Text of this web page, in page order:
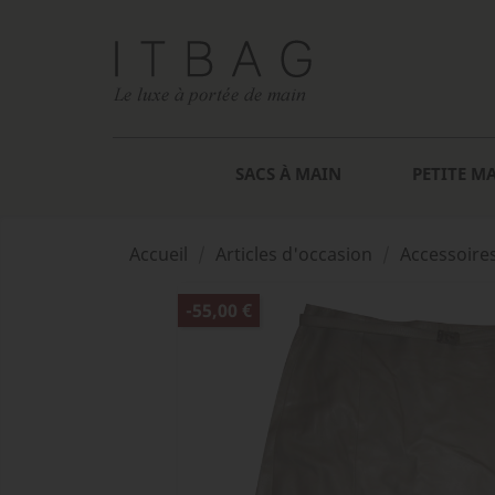
SACS À MAIN PETITE
Accueil Articles d'occasion
-55,00 €